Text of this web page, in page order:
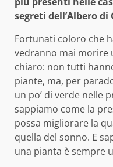
segreti dell’Albero di
Fortunati coloro che
vedranno mai morire
chiaro: non tutti
piante, ma, per
un po’ di verde nelle
sappiamo come la
possa migliorare la
quella del sonno. E
una pianta è sempre